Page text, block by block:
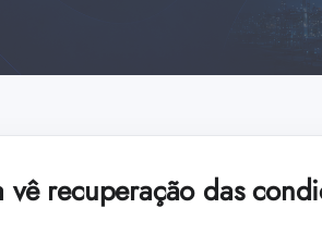
vê recuperação das